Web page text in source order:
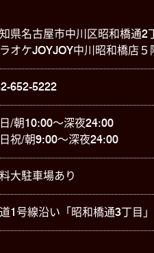
県名古屋市中川区昭和橋通2
オケJOYJOY中川昭和橋店５
652-5222
/朝10:00～深夜24:00
祝/朝9:00～深夜24:00
大駐車場あり
1号線沿い「昭和橋通3丁目